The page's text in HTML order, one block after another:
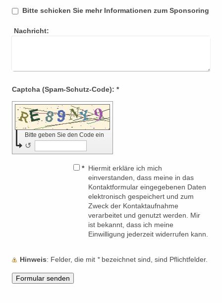
Bitte schicken Sie mehr Informationen zum Sponsoring
Nachricht:
Captcha (Spam-Schutz-Code): *
Bitte geben Sie den Code ein
↺
* Hiermit erkläre ich mich
einverstanden, dass meine in das
Kontaktformular eingegebenen Daten
elektronisch gespeichert und zum
Zweck der Kontaktaufnahme
verarbeitet und genutzt werden. Mir
ist bekannt, dass ich meine
Einwilligung jederzeit widerrufen kann.
Hinweis : Felder, die mit *bezeichnet sind, sind Pflichtfelder.